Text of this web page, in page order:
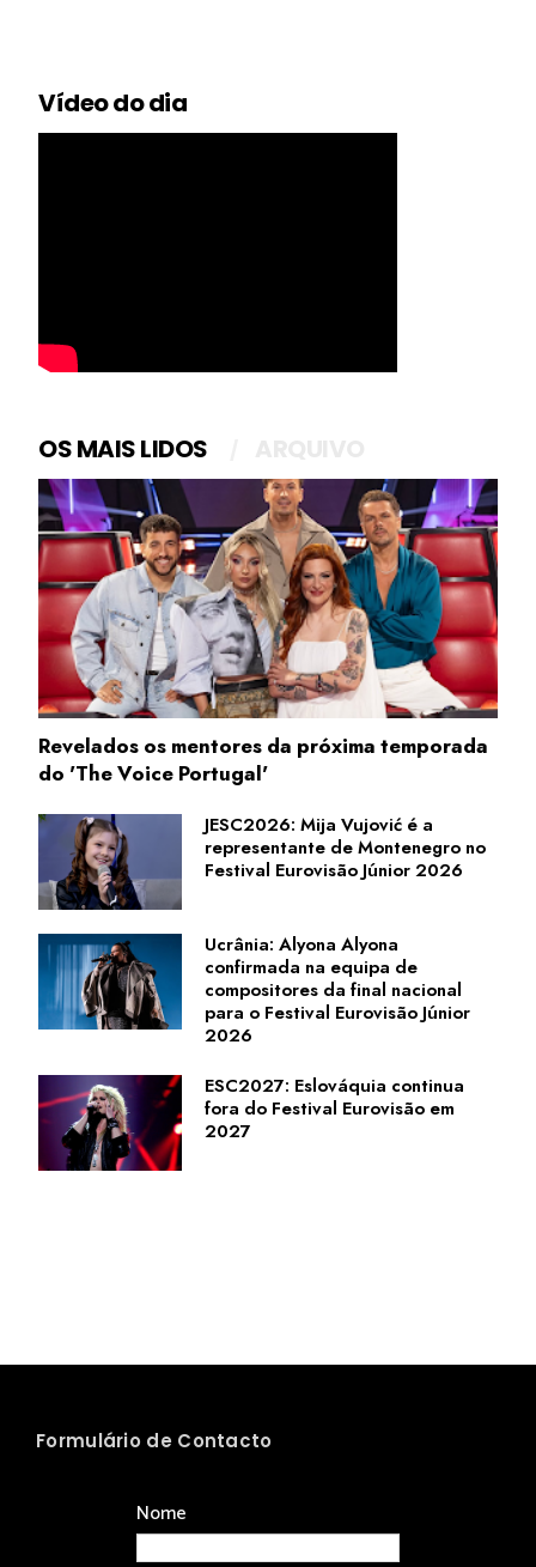
Vídeo do dia
OS MAIS LIDOS
Revelados os mentores da próxima temporada
do 'The Voice Portugal'
JESC2026: Mija Vujović é a
representante de Montenegro no
Festival Eurovisão Júnior 2026
Ucrânia: Alyona Alyona
confirmada na equipa de
compositores da final nacional
para o Festival Eurovisão Júnior
2026
ESC2027: Eslováquia continua
fora do Festival Eurovisão em
2027
Formulário de Contacto
Nome